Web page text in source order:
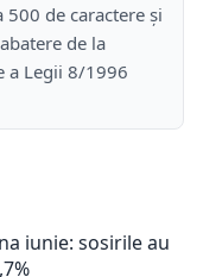
de caractere și
de la
a Legii 8/1996
iunie: sosirile au